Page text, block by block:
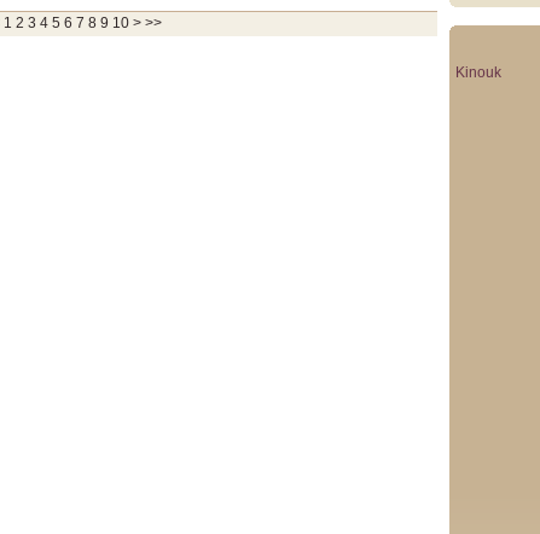
1 2 3 4 5 6 7 8 9 10 > >>
Kinouk